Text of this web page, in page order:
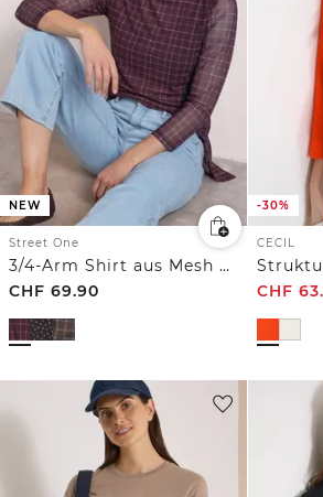
NEW
Street One
3/4-Arm Shirt aus Mesh mit Print
CHF 69.90
-30%
CECIL
CHF